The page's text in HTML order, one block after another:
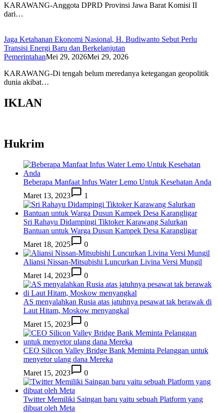
KARAWANG-Anggota DPRD Provinsi Jawa Barat Komisi II
dari…
Jaga Ketahanan Ekonomi Nasional, H. Budiwanto Sebut Perlu
Transisi Energi Baru dan Berkelanjutan
PemerintahanMei 29, 2026Mei 29, 2026
KARAWANG-Di tengah belum meredanya ketegangan geopolitik
dunia akibat…
IKLAN
Hukrim
Beberapa Manfaat Infus Water Lemo Untuk Kesehatan Anda
Maret 13, 2023
1
Sri Rahayu Didampingi Tiktoker Karawang Salurkan
Bantuan untuk Warga Dusun Kampek Desa Karangligar
Maret 18, 2025
0
Aliansi Nissan-Mitsubishi Luncurkan Livina Versi Mungil
Maret 14, 2023
0
AS menyalahkan Rusia atas jatuhnya pesawat tak berawak di
Laut Hitam, Moskow menyangkal
Maret 15, 2023
0
CEO Silicon Valley Bridge Bank Meminta Pelanggan untuk
menyetor ulang dana Mereka
Maret 15, 2023
0
Twitter Memiliki Saingan baru yaitu sebuah Platform yang
dibuat oleh Meta